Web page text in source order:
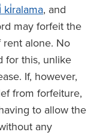
ki̇ralama, and
may forfeit the
alone. No
for this, unlike
If, however,
from forfeiture,
to allow the
any